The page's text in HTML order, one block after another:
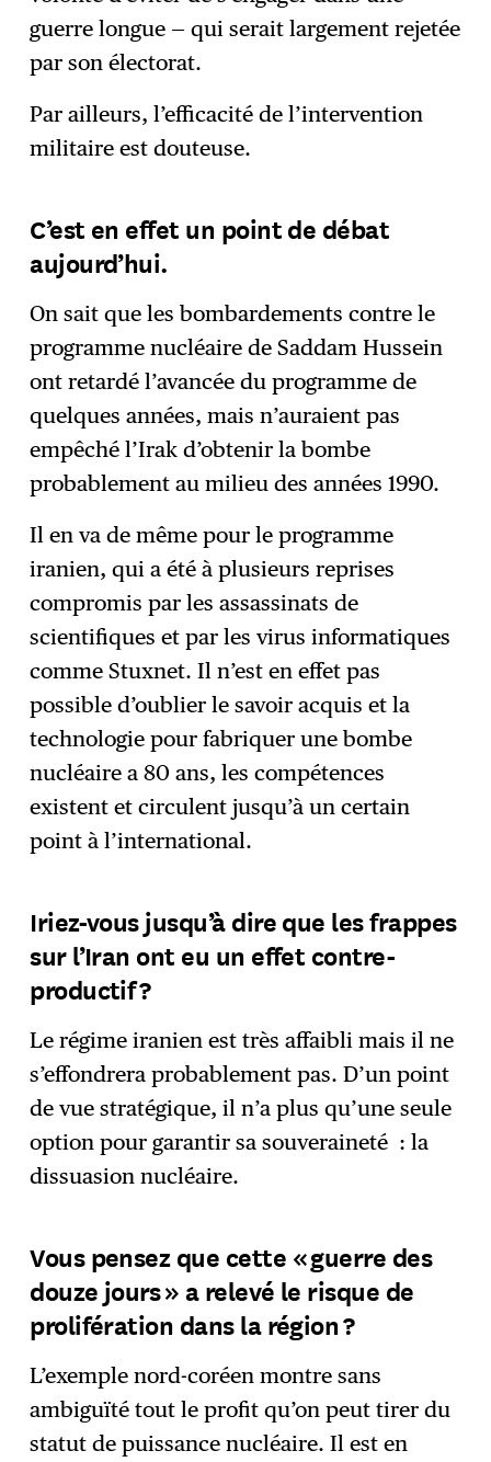
guerre longue — qui serait largement rejetée
par son électorat.
Par ailleurs, l’efficacité de l’intervention
militaire est douteuse.
C’est en effet un point de débat
aujourd’hui.
On sait que les bombardements contre le
programme nucléaire de Saddam Hussein
ont retardé l’avancée du programme de
quelques années, mais n’auraient pas
empêché l’Irak d’obtenir la bombe
probablement au milieu des années 1990.
Il en va de même pour le programme
iranien, qui a été à plusieurs reprises
compromis par les assassinats de
scientifiques et par les virus informatiques
comme Stuxnet. Il n’est en effet pas
possible d’oublier le savoir acquis et la
technologie pour fabriquer une bombe
nucléaire a 80 ans, les compétences
existent et circulent jusqu’à un certain
point à l’international.
Iriez-vous jusqu’à dire que les frappes
sur l’Iran ont eu un effet contre-
productif ?
Le régime iranien est très affaibli mais il ne
s’effondrera probablement pas. D’un point
de vue stratégique, il n’a plus qu’une seule
option pour garantir sa souveraineté : la
dissuasion nucléaire.
Vous pensez que cette « guerre des
douze jours » a relevé le risque de
prolifération dans la région ?
L’exemple nord-coréen montre sans
ambiguïté tout le profit qu’on peut tirer du
statut de puissance nucléaire. Il est en